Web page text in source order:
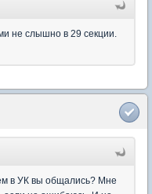
не слышно в 29 секции.
в УК вы общались? Мне